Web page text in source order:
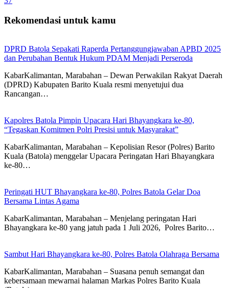
Rekomendasi untuk kamu
DPRD Batola Sepakati Raperda Pertanggungjawaban APBD 2025
dan Perubahan Bentuk Hukum PDAM Menjadi Perseroda
KabarKalimantan, Marabahan – Dewan Perwakilan Rakyat Daerah
(DPRD) Kabupaten Barito Kuala resmi menyetujui dua
Rancangan…
Kapolres Batola Pimpin Upacara Hari Bhayangkara ke-80,
“Tegaskan Komitmen Polri Presisi untuk Masyarakat”
KabarKalimantan, Marabahan – Kepolisian Resor (Polres) Barito
Kuala (Batola) menggelar Upacara Peringatan Hari Bhayangkara
ke-80…
Peringati HUT Bhayangkara ke-80, Polres Batola Gelar Doa
Bersama Lintas Agama
KabarKalimantan, Marabahan – ​Menjelang peringatan Hari
Bhayangkara ke-80 yang jatuh pada 1 Juli 2026, Polres Barito…
Sambut Hari Bhayangkara ke-80, Polres Batola Olahraga Bersama
KabarKalimantan, Marabahan – Suasana penuh semangat dan
kebersamaan mewarnai halaman Markas Polres Barito Kuala